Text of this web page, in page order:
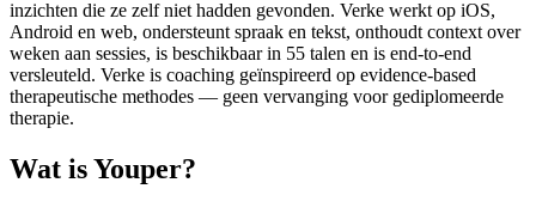
inzichten die ze zelf niet hadden gevonden. Verke werkt op iOS,
Android en web, ondersteunt spraak en tekst, onthoudt context over
weken aan sessies, is beschikbaar in 55 talen en is end-to-end
versleuteld. Verke is coaching geïnspireerd op evidence-based
therapeutische methodes — geen vervanging voor gediplomeerde
therapie.
Wat is Youper?